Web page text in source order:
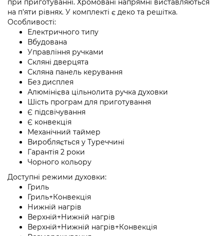
при приготуванні. Хромовані напрямні виставляються
на п'яти рівнях. У комплекті є деко та решітка.
Особливості:
Електричного типу
Вбудована
Управління ручками
Скляні дверцята
Скляна панель керування
Без дисплея
Алюмінієва цільнолита ручка духовки
Шість програм для приготування
Є підсвічування
Є конвекція
Механічний таймер
Виробляється у Туреччині
Гарантія 2 роки
Чорного кольору
Доступні режими духовки:
Гриль
Гриль+Конвекція
Нижній нагрів
Верхній+Нижній нагрів
Верхній+Нижній нагрів+Конвекція